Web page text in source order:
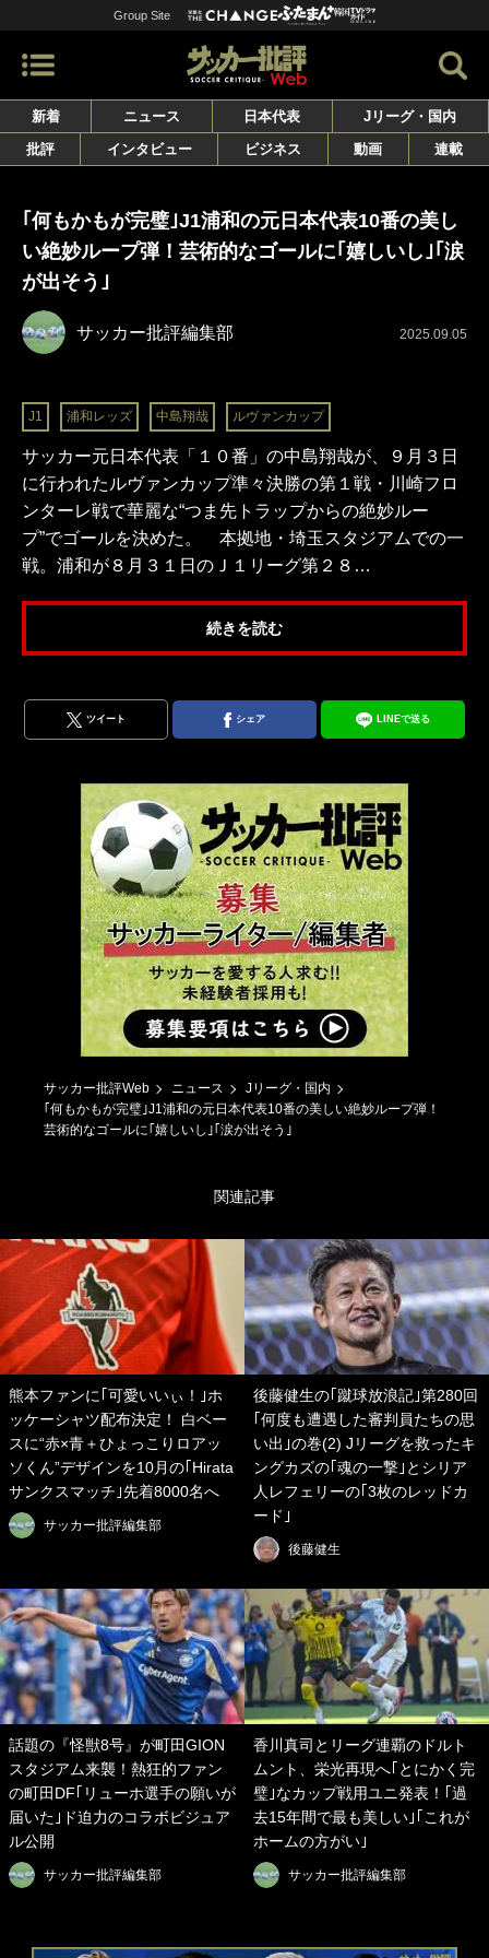
Group Site
新着 ニュース 日本代表
Jリーグ・国内
批評
インタビュー ビジネス 動画 連載
｢何もかもが完璧｣J1浦和の元日本代表10番の美し
い絶妙ループ弾！芸術的なゴールに｢嬉しいし｣｢涙
が出そう｣
サッカー批評編集部 2025.09.05
J1 浦和レッズ 中島翔哉 ルヴァンカップ
サッカー元日本代表「１０番」の中島翔哉が、９月３日
に行われたルヴァンカップ準々決勝の第１戦・川崎フロ
ンターレ戦で華麗な“つま先トラップからの絶妙ルー
プ”でゴールを決めた。 本拠地・埼玉スタジアムでの一
戦。浦和が８月３１日のＪ１リーグ第２８…
続きを読む
ツイート シェア LINEで送る
サッカー批評Web ニュース
Jリーグ・国内
｢何もかもが完璧｣J1浦和の元日本代表10番の美しい絶妙ループ弾！
芸術的なゴールに｢嬉しいし｣｢涙が出そう｣
関連記事
熊本ファンに｢可愛いいぃ！｣ホ
ッケーシャツ配布決定！ 白ベー
スに“赤×青＋ひょっこりロアッ
ソくん”デザインを10月の｢Hirata
サンクスマッチ｣先着8000名へ
サッカー批評編集部
後藤健生の｢蹴球放浪記｣第280回
｢何度も遭遇した審判員たちの思
い出｣の巻(2) Jリーグを救ったキ
ングカズの｢魂の一撃｣とシリア
人レフェリーの｢3枚のレッドカ
ード｣
後藤健生
話題の『怪獣8号』が町田GION
スタジアム来襲！熱狂的ファン
の町田DF｢リューホ選手の願いが
届いた｣ド迫力のコラボビジュア
ル公開
サッカー批評編集部
香川真司とリーグ連覇のドルト
ムント、栄光再現へ｢とにかく完
璧｣なカップ戦用ユニ発表！｢過
去15年間で最も美しい｣｢これが
ホームの方がい｣
サッカー批評編集部